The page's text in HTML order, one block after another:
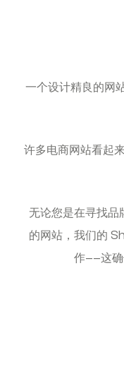
一个设计精良的网
许多电商网站看起
无论您是在寻找
的网站，我们的
作——这确